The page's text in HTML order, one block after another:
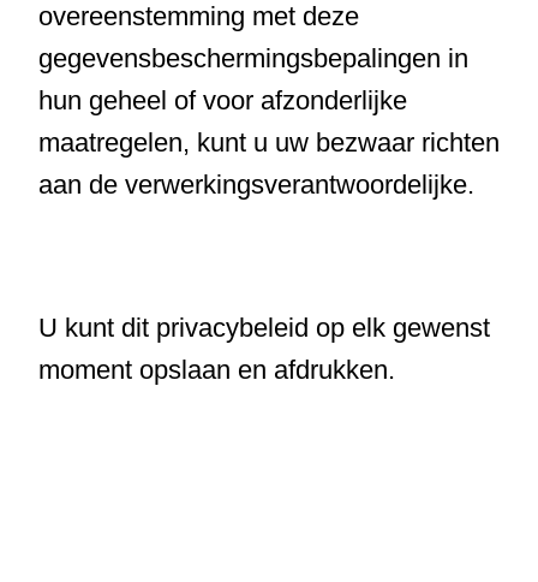
overeenstemming met deze
gegevensbeschermingsbepalingen in
hun geheel of voor afzonderlijke
maatregelen, kunt u uw bezwaar richten
aan de verwerkingsverantwoordelijke.
U kunt dit privacybeleid op elk gewenst
moment opslaan en afdrukken.